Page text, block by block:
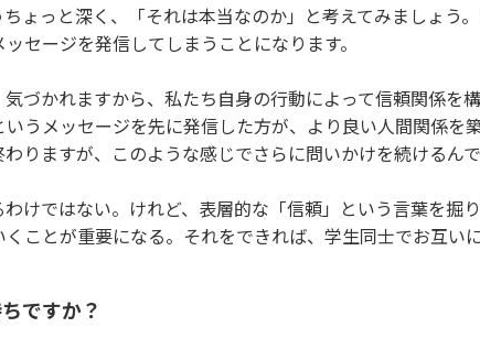
ょっと深く、「それは本当なのか」と考えてみましょう
セージを発信してしまうことになります。
づかれますから、私たち自身の行動によって信頼関係を
うメッセージを先に発信した方が、より良い人間関係
りますが、このような感じでさらに問いかけを続けるんで
けではない。けれど、表層的な「信頼」という言葉を掘
ことが重要になる。それをできれば、学生同士でお互い
ですか？